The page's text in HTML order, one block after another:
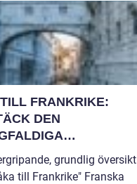
FRANKRIKE:
DEN
grundlig översikt
till Frankrike" Franska